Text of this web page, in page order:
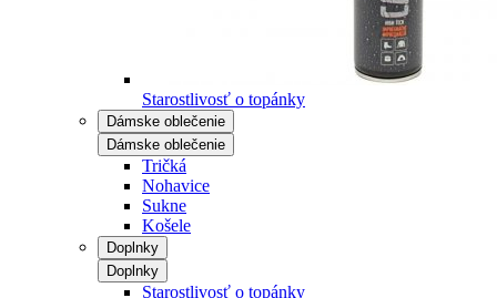
Starostlivosť o topánky
Dámske oblečenie
Dámske oblečenie
Tričká
Nohavice
Sukne
Košele
Doplnky
Doplnky
Starostlivosť o topánky